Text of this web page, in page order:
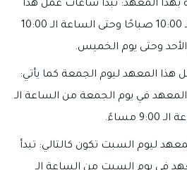
بهذا المعهد: تبدأ ساعات عمل هذا
المعهد من الساعة الـ 10:00 صباحًا وحتى الساعة الـ 10:00
وحتى يوم الخميس.
هذا المعهد ليوم الجمعة كما يأتي:
في يوم الجمعة من الساعة الـ
ليوم السبت تكون كالتالي: تبدأ